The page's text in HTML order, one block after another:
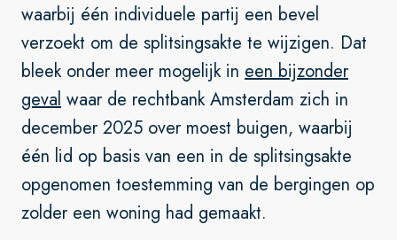
waarbij één individuele partij een bevel
verzoekt om de splitsingsakte te wijzigen. Dat
bleek onder meer mogelijk in een bijzonder
geval waar de rechtbank Amsterdam zich in
december 2025 over moest buigen, waarbij
één lid op basis van een in de splitsingsakte
opgenomen toestemming van de bergingen op
zolder een woning had gemaakt.